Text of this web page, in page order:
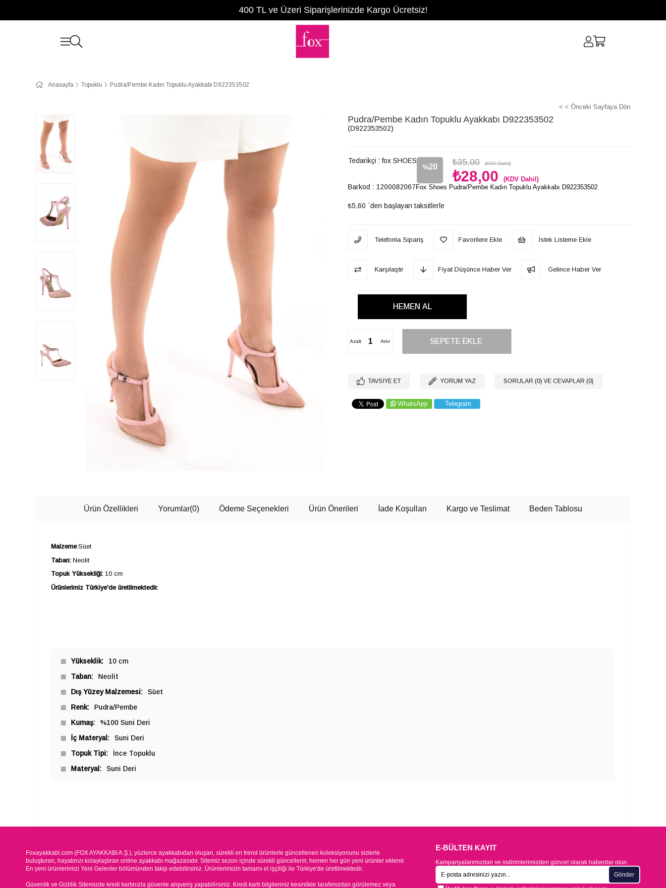
400 TL ve Üzeri Siparişlerinizde Kargo Ücretsiz!
Anasayfa Topuklu Pudra/Pembe Kadın Topuklu Ayakkabı D922353502
< < Önceki Sayfaya Dön
Pudra/Pembe Kadın Topuklu Ayakkabı D922353502
(D922353502)
Tedarikçi : fox SHOES
%20
İndirim
₺35,00 (KDV Dahil)
₺28,00 (KDV Dahil)
Barkod : 1200082067
₺5,60 `den başlayan taksitlerle
Fox Shoes Pudra/Pembe Kadın Topuklu Ayakkabı D922353502
Telefonla Sipariş Favorilere Ekle İstek Listeme Ekle
Karşılaştır Fiyat Düşünce Haber Ver Gelince Haber Ver
Artır
Azalt
TAVSIYE ET YORUM YAZ SORULAR (0) VE CEVAPLAR (0)
WhatsApp Telegram
Ürün Özellikleri Yorumlar(0) Ödeme Seçenekleri Ürün Önerileri İade Koşulları Kargo ve Teslimat Beden Tablosu
Malzeme:Süet
Taban: Neolit
Topuk Yüksekliği: 10 cm
Ürünlerimiz Türkiye'de üretilmektedir.
Yükseklik
10 cm
Taban
Neolit
Dış Yüzey Malzemesi
Süet
Renk
Pudra/Pembe
Kumaş
%100 Suni Deri
İç Materyal
Suni Deri
Topuk Tipi
İnce Topuklu
Materyal
Suni Deri
Foxayakkabi.com (FOX AYAKKABI A.Ş.), yüzlerce ayakkabıdan oluşan, sürekli en trend ürünlerle güncellenen koleksiyonunu sizlerle
buluşturan, hayatınızı kolaylaştıran online ayakkabı mağazasıdır. Sitemiz sezon içinde sürekli güncellenir, hemen her gün yeni ürünler eklenir.
En yeni ürünlerimizi Yeni Gelenler bölümünden takip edebilirsiniz. Ürünlerimizin tamamı el işçiliği ile Türkiye'de üretilmektedir.
Güvenlik ve Gizlilik Sitemizde kredi kartınızla güvenle alışveriş yapabilirsiniz. Kredi kartı bilgileriniz kesinlikle tarafımızdan görülemez veya
E-BÜLTEN KAYIT
Kampanyalarımızdan ve indirimlerimizden güncel olarak haberdar olun.
Gönder